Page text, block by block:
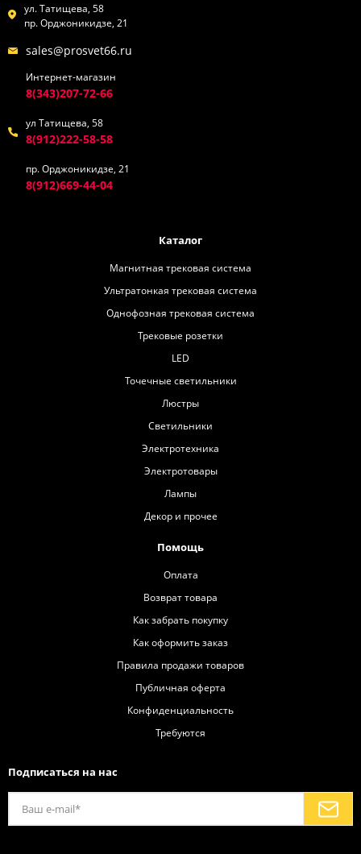
ул. Татищева, 58
пр. Орджоникидзе, 21
sales@prosvet66.ru
Интернет-магазин
8(343)207-72-66
ул Татищева, 58
8(912)222-58-58
пр. Орджоникидзе, 21
8(912)669-44-04
Каталог
Магнитная трековая система
Ультратонкая трековая система
Однофозная трековая система
Трековые розетки
LED
Точечные светильники
Люстры
Светильники
Электротехника
Электротовары
Лампы
Декор и прочее
Помощь
Оплата
Возврат товара
Как забрать покупку
Как оформить заказ
Правила продажи товаров
Публичная оферта
Конфиденциальность
Требуются
Подписаться на нас